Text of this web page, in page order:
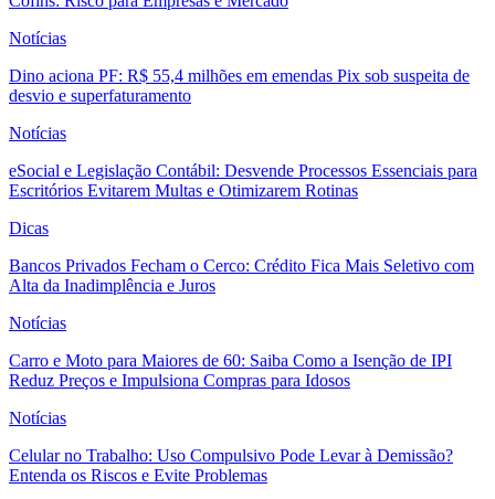
Notícias
Dino aciona PF: R$ 55,4 milhões em emendas Pix sob suspeita de
desvio e superfaturamento
Notícias
eSocial e Legislação Contábil: Desvende Processos Essenciais para
Escritórios Evitarem Multas e Otimizarem Rotinas
Dicas
Bancos Privados Fecham o Cerco: Crédito Fica Mais Seletivo com
Alta da Inadimplência e Juros
Notícias
Carro e Moto para Maiores de 60: Saiba Como a Isenção de IPI
Reduz Preços e Impulsiona Compras para Idosos
Notícias
Celular no Trabalho: Uso Compulsivo Pode Levar à Demissão?
Entenda os Riscos e Evite Problemas